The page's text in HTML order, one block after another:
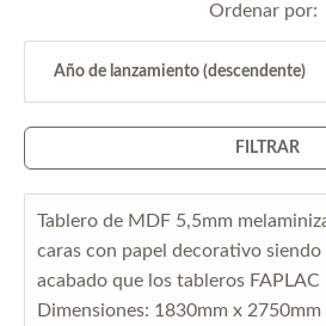
Ordenar por:
FILTRAR
Tablero de MDF 5,5mm
caras con papel decorativo
acabado que los tableros FAPLAC
Dimensiones: 1830mm x 2750mm